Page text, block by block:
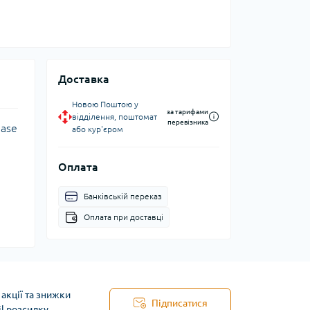
Доставка
Новою Поштою у
відділення, поштомат
або кур'єром
за тарифами
перевізника
Оплата
Банківській переказ
Оплата при доставці
та знижки
Підписатися